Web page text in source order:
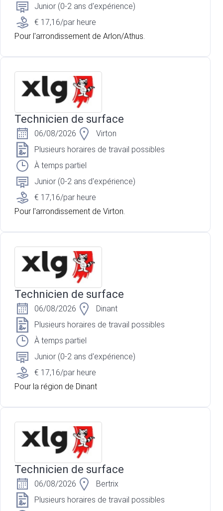
Junior (0-2 ans d'expérience)
€ 17,16/par heure
Pour l'arrondissement de Arlon/Athus.
Technicien de surface
06/08/2026
Virton
Plusieurs horaires de travail possibles
À temps partiel
Junior (0-2 ans d'expérience)
€ 17,16/par heure
Pour l'arrondissement de Virton.
Technicien de surface
06/08/2026
Dinant
Plusieurs horaires de travail possibles
À temps partiel
Junior (0-2 ans d'expérience)
€ 17,16/par heure
Pour la région de Dinant
Technicien de surface
06/08/2026
Bertrix
Plusieurs horaires de travail possibles